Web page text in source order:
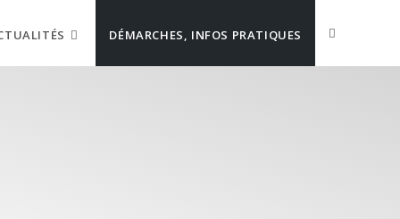
DÉMARCHES, INFOS PRATIQUES